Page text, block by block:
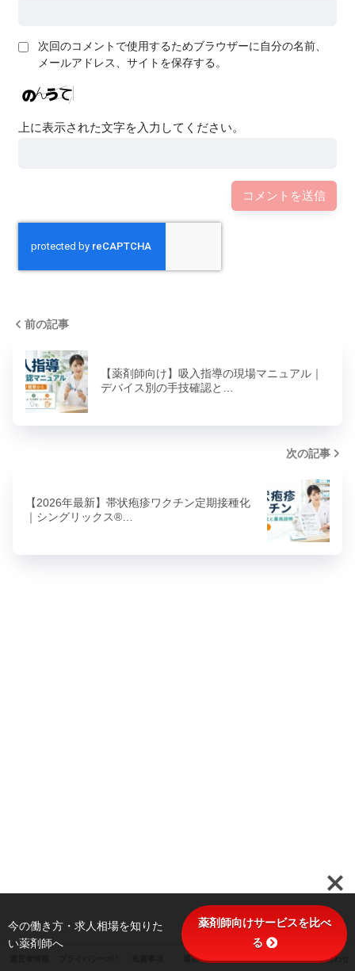
次回のコメントで使用するためブラウザーに自分の名前、
メールアドレス、サイトを保存する。
上に表示された文字を入力してください。
前の記事
【薬剤師向け】吸入指導の現場マニュアル｜
デバイス別の手技確認と…
次の記事
【2026年最新】帯状疱疹ワクチン定期接種化
｜シングリックス®…
運営ポリシー お問い合わせ
今の働き方・求人相場を知りた
い薬剤師へ
薬剤師向けサービスを比べ
る